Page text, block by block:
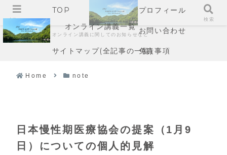
TOP
プロフィール
オンライン講義一覧
オンライン講義に関してのお知らせなどお問い合わせ
サイトマップ(全記事の一覧)免責事項
Home note
日本慢性期医療協会の提案（1月9
日）についての個人的見解
メニュー 検索